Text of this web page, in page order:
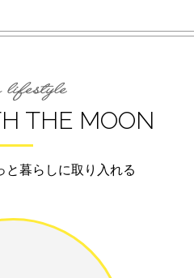
THE MOON
と暮らしに取り入れる